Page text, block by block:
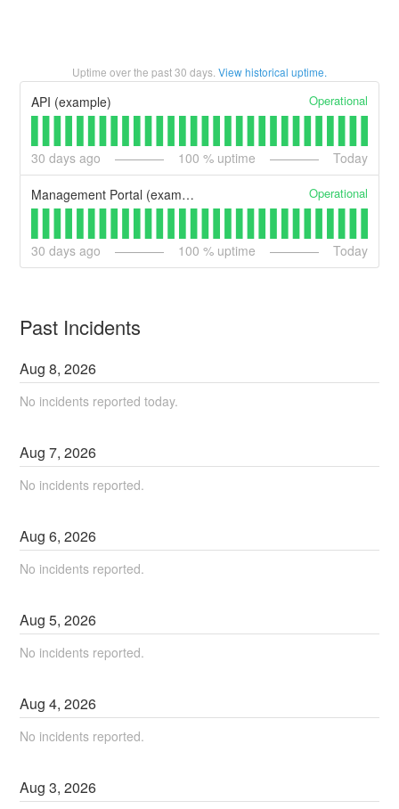
Uptime over the past30 days. View historical uptime.
API (example) Operational
30 days ago 100 % uptime Today
Management Portal (example) Operational
30 days ago 100 % uptime Today
Past Incidents
Aug8,2026
No incidents reported today.
Aug7,2026
No incidents reported.
Aug6,2026
No incidents reported.
Aug5,2026
No incidents reported.
Aug4,2026
No incidents reported.
Aug3,2026